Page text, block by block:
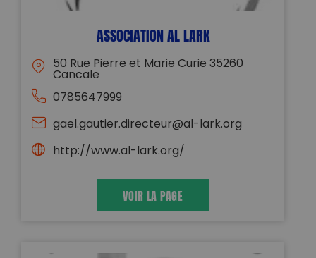
ASSOCIATION AL LARK
50 Rue Pierre et Marie Curie 35260
Cancale
0785647999
gael.gautier.directeur@al-lark.org
http://www.al-lark.org/
VOIR LA PAGE